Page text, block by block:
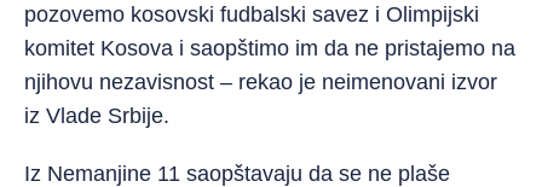
pozovemo kosovski fudbalski savez i Olimpijski
komitet Kosova i saopštimo im da ne pristajemo na
njihovu nezavisnost – rekao je neimenovani izvor
iz Vlade Srbije.
Iz Nemanjine 11 saopštavaju da se ne plaše